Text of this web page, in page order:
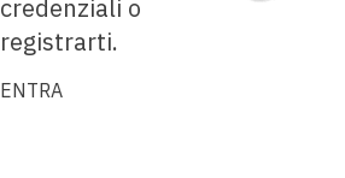
credenziali o
registrarti.
ENTRA